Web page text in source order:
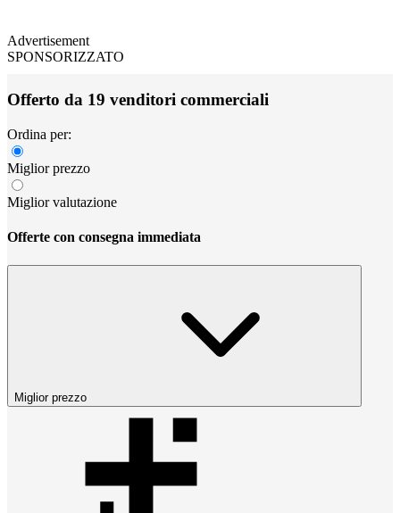
Advertisement
SPONSORIZZATO
Offerto da 19 venditori commerciali
Ordina per:
Miglior prezzo
Miglior valutazione
Offerte con consegna immediata
Miglior prezzo